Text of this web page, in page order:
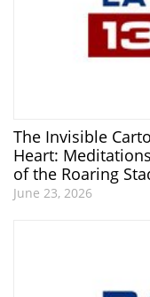
The Invisible
Heart:
of the Roaring
June 23, 2026